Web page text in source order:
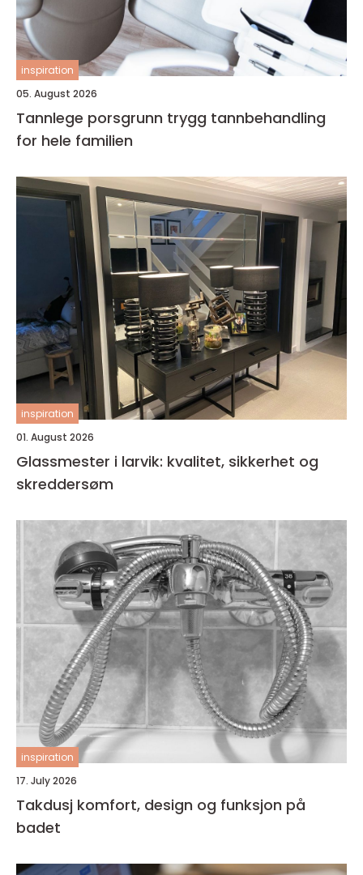
inspiration
05. August 2026
Tannlege porsgrunn trygg tannbehandling
for hele familien
inspiration
01. August 2026
Glassmester i larvik: kvalitet, sikkerhet og
skreddersøm
inspiration
17. July 2026
Takdusj komfort, design og funksjon på
badet